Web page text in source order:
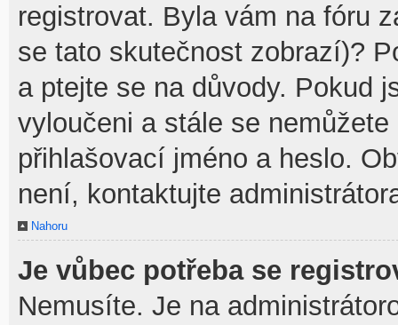
registrovat. Byla vám na fóru
se tato skutečnost zobrazí)?
a ptejte se na důvody. Pokud
vyloučeni a stále se
přihlašovací jméno a heslo.
není, kontaktujte
Nahoru
Je vůbec potřeba se
Nemusíte. Je na